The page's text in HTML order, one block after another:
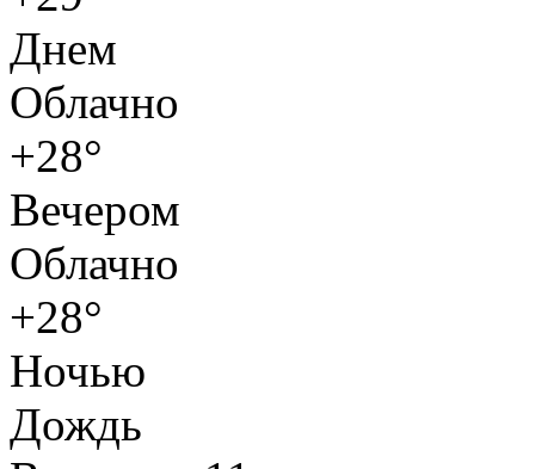
Днем
Облачно
+28°
Вечером
Облачно
+28°
Ночью
Дождь